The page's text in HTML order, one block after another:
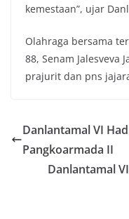
kemestaan”, ujar
Olahraga bersama
88, Senam Jalesveva
prajurit dan pns
Danlantamal VI
Pangkoarmada II
Danlantamal